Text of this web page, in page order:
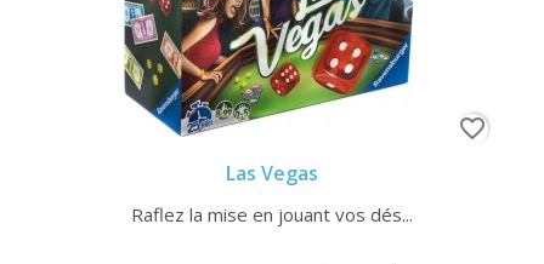
Las Vegas
Raflez la mise en jouant vos dés...
favorite_border